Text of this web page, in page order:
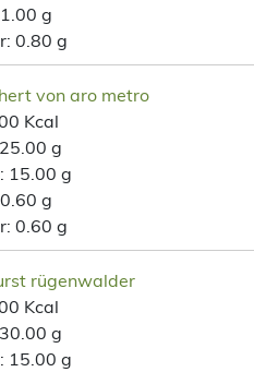
1.00 g
0.80 g
von aro metro
Kcal
25.00 g
15.00 g
0.60 g
0.60 g
rügenwalder
Kcal
30.00 g
15.00 g